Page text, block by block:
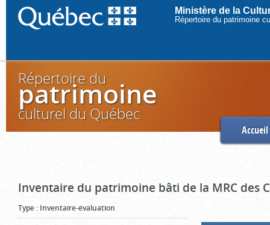
Ministère de la
Répertoire du patrimoine
Répertoire du
patrimoine
culturel du Québec
Accueil
Inventaire du patrimoine bâti de la MRC des
Type : Inventaire-évaluation